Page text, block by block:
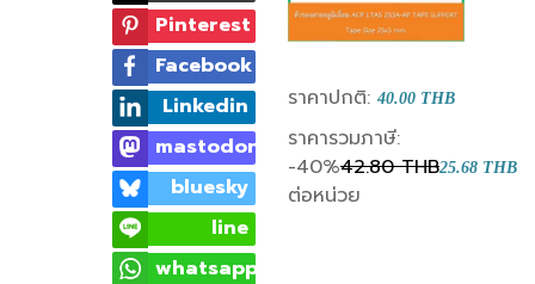
Pinterest
Facebook
Linkedin
mastodon
bluesky
line
whatsapp
ราคาปกติ: 40.00 THB
ราคารวมภาษี:
-40%42.80 THB25.68 THB
ต่อหน่วย